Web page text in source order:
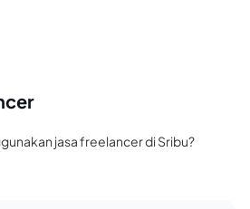
jasa freelancer di Sribu?